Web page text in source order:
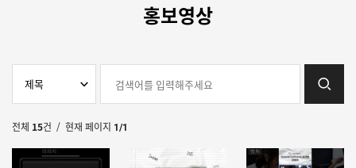
홍보영상
전체 15건 / 현재 페이지 1/1